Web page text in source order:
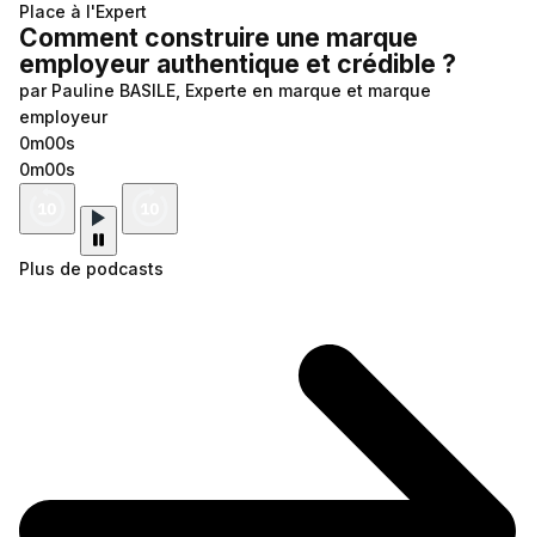
Place à l'Expert
Comment construire une marque
employeur authentique et crédible ?
par Pauline BASILE, Experte en marque et marque
employeur
0m00s
0m00s
Plus de podcasts